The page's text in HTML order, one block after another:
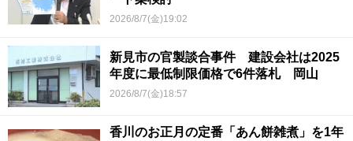
2026/8/7(金)19:02
新見市の官製談合事件 建設会社は2025
年度に最低制限価格で6件落札 岡山
2026/8/7(金)18:57
香川のお正月の定番「あん餅雑煮」を1年